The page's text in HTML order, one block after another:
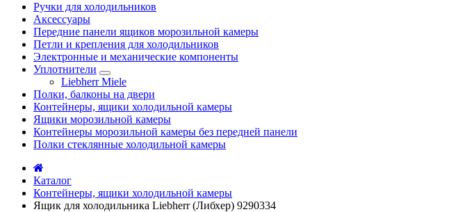
Ручки для холодильников
Аксессуары
Передние панели ящиков морозильной камеры
Петли и крепления для холодильников
Электронные и механические компоненты
Уплотнители
Liebherr Miele
Полки, балконы на двери
Контейнеры, ящики холодильной камеры
Ящики морозильной камеры
Контейнеры морозильной камеры без передней панели
Полки стеклянные холодильной камеры
Каталог
Контейнеры, ящики холодильной камеры
Ящик для холодильника Liebherr (Либхер) 9290334